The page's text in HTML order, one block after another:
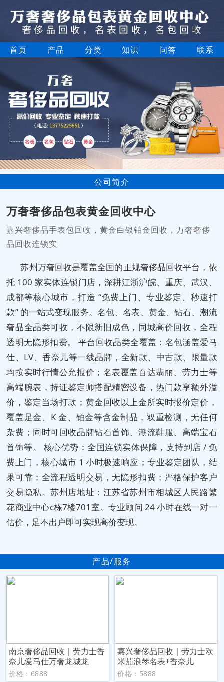
首页 产品 分类 知识 问答 联系
公司简介
万奢奢侈品包表黄金回收中心
嘉兴奢侈品手表包回收，黄金白银铂金回收，万奢奢侈
品回收连锁实
苏州万奢回收是覆盖全国的正规奢侈品回收平台，依
托 100 家实体连锁门店，深耕江浙沪皖、重庆、武汉、
成都等核心城市，打造 “免费上门、专业鉴定、秒速打
款” 的一站式变现服务。名包、名表、黄金、钻石、潮流
奢品全品类可收，不限新旧成色，同城高价回收，全程
透明无隐形扣费。 平台回收品类全覆盖：名包涵盖爱马
仕、LV、香奈儿等一线品牌，全新款、中古款、限量款
均按实时行情公允报价；名表覆盖百达翡丽、劳力士等
高端腕表，持证鉴定师搭配精密设备，热门款享额外溢
价，鉴定当场打款；黄金回收以上金所实时报价定价，
覆盖足金、K 金、铂金等含金制品，双重检测，无任何
杂费；同时可回收品牌钻石首饰、潮流鞋服、高端宝石
首饰等。 核心优势：全国连锁实体保障，支持到店 / 免
费上门，核心城市 1 小时极速响应；专业鉴定团队，结
果可靠；全流程透明交易，无隐形扣费；严格保护客户
交易隐私。苏州店地址：江苏省苏州市相城区人民路繁
花商业中心c栋7楼701室。专业顾问 24 小时在线一对一
估价，足不出户即可实现高价变现。
产品/服务
南京奢侈品回收｜劳力士香
奈儿爱马仕万奢龙城龙
价格：6888
嘉兴奢侈品回收｜劳力士欧
米茄浪琴名表+香奈儿
价格：5888